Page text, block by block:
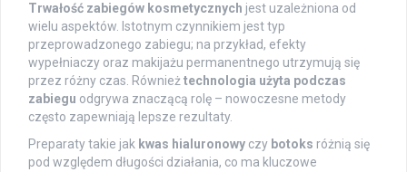
Trwałość zabiegów kosmetycznych jest uzależniona od
wielu aspektów. Istotnym czynnikiem jest typ
przeprowadzonego zabiegu; na przykład, efekty
wypełniaczy oraz makijażu permanentnego utrzymują się
przez różny czas. Równieżtechnologia użyta podczas
zabiegu odgrywa znaczącą rolę – nowoczesne metody
często zapewniają lepsze rezultaty.
Preparaty takie jak kwas hialuronowy czy botoks różnią się
pod względem długości działania, co ma kluczowe